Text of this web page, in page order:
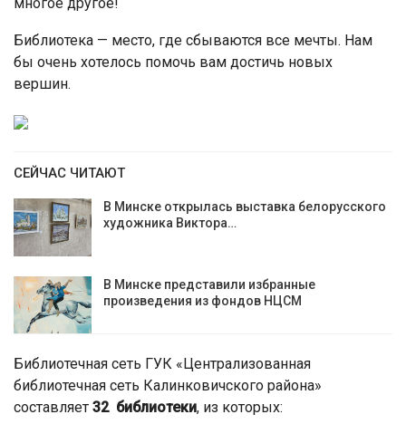
Библиотека — место, где сбываются все мечты. Нам
бы очень хотелось помочь вам достичь новых
вершин.
СЕЙЧАС ЧИТАЮТ
В Минске открылась выставка белорусского
художника Виктора…
В Минске представили избранные
произведения из фондов НЦСМ
Библиотечная сеть ГУК «Централизованная
библиотечная сеть Калинковичского района»
составляет 32 библиотеки, из которых: